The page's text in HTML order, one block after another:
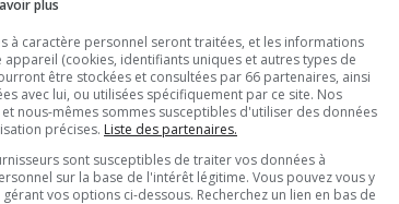
00:00
plus
à caractère personnel seront traitées, et les informations
appareil (cookies, identifiants uniques et autres types de
être stockées et consultées par 66 partenaires, ainsi
avec lui, ou utilisées spécifiquement par ce site. Nos
nous-mêmes sommes susceptibles d'utiliser des données
précises. Liste des partenaires.
sont susceptibles de traiter vos données à
sur la base de l'intérêt légitime. Vous pouvez vous y
vos options ci-dessous. Recherchez un lien en bas de